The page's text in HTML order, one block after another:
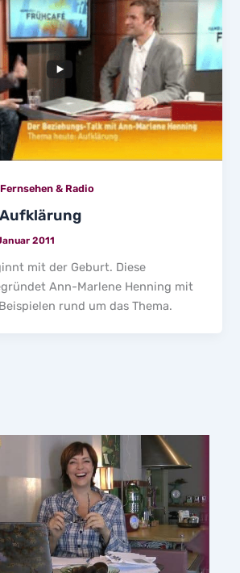
Fernsehen & Radio
2011
mit der Geburt. Diese
Ann-Marlene Henning mit
rund um das Thema.